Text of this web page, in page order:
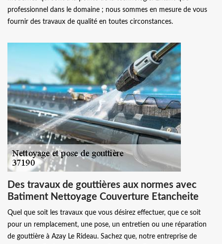
professionnel dans le domaine ; nous sommes en mesure de vous
fournir des travaux de qualité en toutes circonstances.
Des travaux de gouttières aux normes avec
Batiment Nettoyage Couverture Etancheite
Quel que soit les travaux que vous désirez effectuer, que ce soit
pour un remplacement, une pose, un entretien ou une réparation
de gouttière à Azay Le Rideau. Sachez que, notre entreprise de